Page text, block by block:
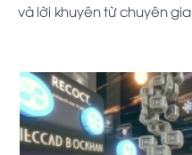
và lời khuyên từ chuyên gia.